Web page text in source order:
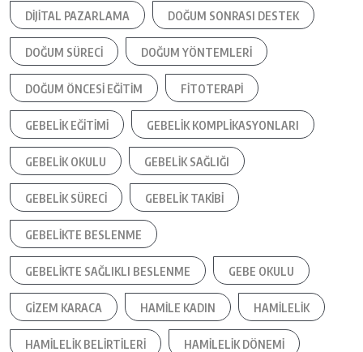
DIJITAL PAZARLAMA DOĞUM SONRASI DESTEK
DOĞUM SÜRECI DOĞUM YÖNTEMLERI
DOĞUM ÖNCESI EĞITIM FITOTERAPI
GEBELIK EĞITIMI GEBELIK KOMPLIKASYONLARI
GEBELIK OKULU GEBELIK SAĞLIĞI
GEBELIK SÜRECI GEBELIK TAKIBI
GEBELIKTE BESLENME
GEBELIKTE SAĞLIKLI BESLENME GEBE OKULU
GIZEM KARACA HAMILE KADIN HAMILELIK
HAMILELIK BELIRTILERI HAMILELIK DÖNEMI